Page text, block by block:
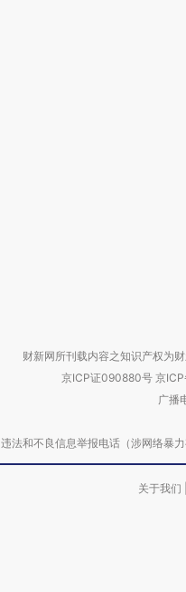
财新网所刊载内容之知识产权为
京ICP证090880号 京
广播
违法和不良信息举报电话（涉网络
关于我们